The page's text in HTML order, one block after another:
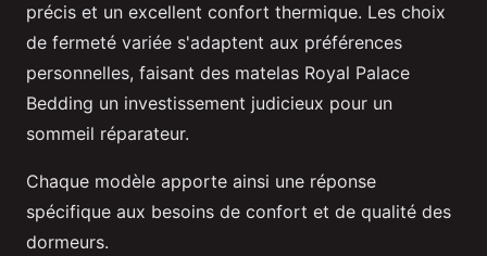
précis et un excellent confort thermique. Les choix
de fermeté variée s'adaptent aux préférences
personnelles, faisant des matelas Royal Palace
Bedding un investissement judicieux pour un
sommeil réparateur.
Chaque modèle apporte ainsi une réponse
spécifique aux besoins de confort et de qualité des
dormeurs.